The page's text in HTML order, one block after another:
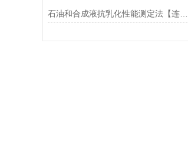
石油和合成液抗乳化性能测定法【连载2】